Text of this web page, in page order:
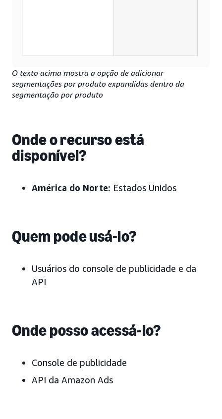
O texto acima mostra a opção de adicionar
segmentações por produto expandidas dentro da
segmentação por produto
Onde o recurso está
disponível?
América do Norte: Estados Unidos
Quem pode usá-lo?
Usuários do console de publicidade e da
API
Onde posso acessá-lo?
Console de publicidade
API da Amazon Ads